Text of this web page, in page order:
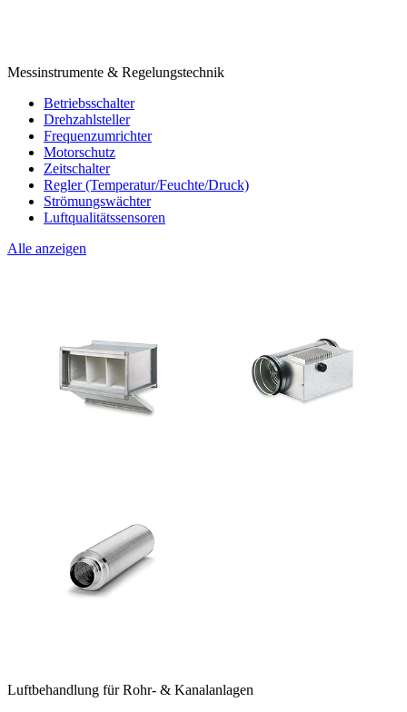
Messinstrumente & Regelungstechnik
Betriebsschalter
Drehzahlsteller
Frequenzumrichter
Motorschutz
Zeitschalter
Regler (Temperatur/Feuchte/Druck)
Strömungswächter
Luftqualitätssensoren
Alle anzeigen
Luftbehandlung für Rohr- & Kanalanlagen